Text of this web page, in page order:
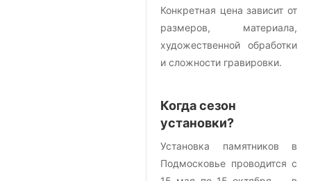
Конкретная цена зависит от
размеров, материала,
художественной обработки
и сложности гравировки.
Когда сезон
установки?
Установка памятников в
Подмосковье проводится с